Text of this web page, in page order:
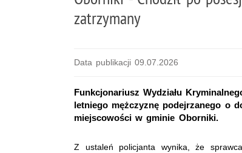
zatrzymany
Data publikacji 09.07.2026
Funkcjonariusz Wydziału
letniego mężczyznę podejrzanego o
miejscowości w gminie Oborniki.
Z ustaleń policjanta wynika, że